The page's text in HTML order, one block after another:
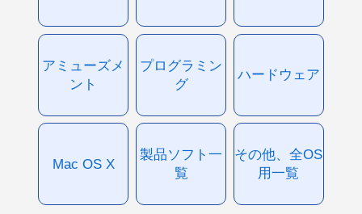
アミューズメ
ント
プログラミン
グ
ハードウェア
Mac OS X
製品ソフト一
覧
その他、全OS
用一覧